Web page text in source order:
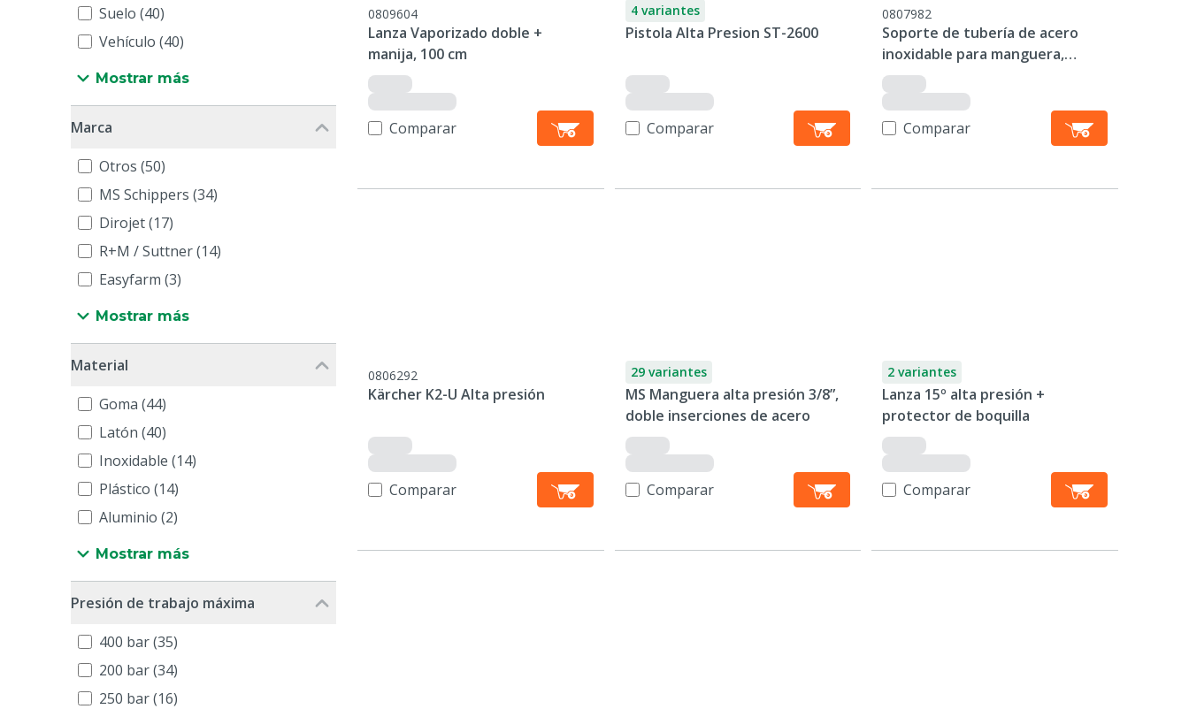
Suelo (40)
Vehículo (40)
Mostrar más
Marca
Otros (50)
MS Schippers (34)
Dirojet (17)
R+M / Suttner (14)
Easyfarm (3)
Mostrar más
Material
Goma (44)
Latón (40)
Inoxidable (14)
Plástico (14)
Aluminio (2)
Mostrar más
Presión de trabajo máxima
400 bar (35)
200 bar (34)
250 bar (16)
0809604
Lanza Vaporizado doble +
manija, 100 cm
Comparar
4 variantes
Pistola Alta Presion ST-2600
Comparar
0807982
Soporte de tubería de acero
inoxidable para manguera,
montado en la pared
Comparar
0806292
Kärcher K2-U Alta presión
Comparar
29 variantes
MS Manguera alta presión 3/8”,
doble inserciones de acero
Comparar
2 variantes
Lanza 15º alta presión +
protector de boquilla
Comparar